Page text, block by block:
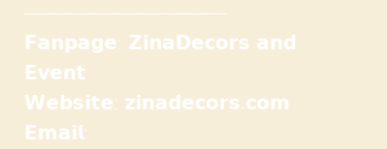
------------------------------------------
𝗙𝗮𝗻𝗽𝗮𝗴𝗲: 𝗭𝗶𝗻𝗮𝗗𝗲𝗰𝗼𝗿𝘀 𝗮𝗻𝗱
𝗘𝘃𝗲𝗻𝘁
𝗪𝗲𝗯𝘀𝗶𝘁𝗲: 𝘇𝗶𝗻𝗮𝗱𝗲𝗰𝗼𝗿𝘀.𝗰𝗼𝗺
𝗘𝗺𝗮𝗶𝗹: